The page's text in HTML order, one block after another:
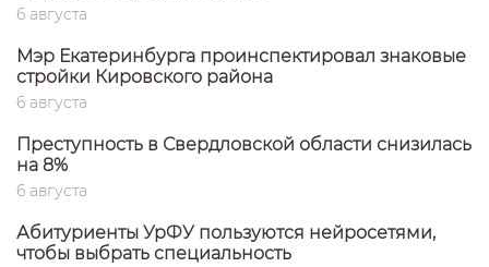
6 августа
Мэр Екатеринбурга проинспектировал знаковые
стройки Кировского района
6 августа
Преступность в Свердловской области снизилась
на 8%
6 августа
Абитуриенты УрФУ пользуются нейросетями,
чтобы выбрать специальность